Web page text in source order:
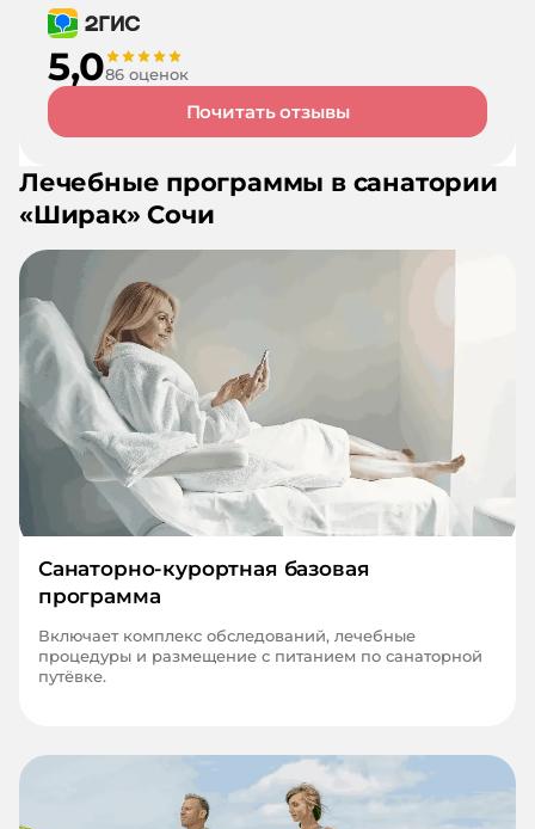
5,086 оценок
Почитать отзывы
Лечебные программы в санатории
«Ширак» Сочи
Санаторно-курортная базовая
программа
Включает комплекс обследований, лечебные
процедуры и размещение с питанием по санаторной
путёвке.